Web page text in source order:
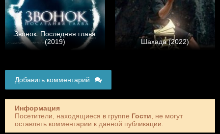
Звонок. Последняя глава
(2019)
Шахада (2022)
Добавить комментарий
Информация
Посетители, находящиеся в группе Гости , не могут
оставлять комментарии к данной публикации.